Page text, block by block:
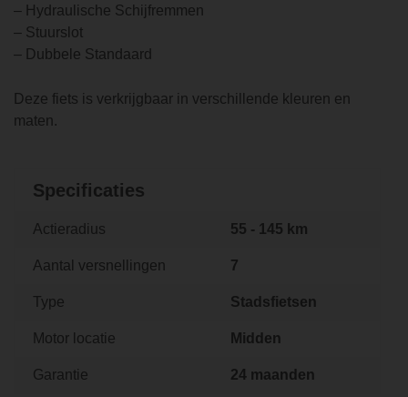
– Hydraulische Schijfremmen
– Stuurslot
– Dubbele Standaard
Deze fiets is verkrijgbaar in verschillende kleuren en
maten.
Specificaties
Actieradius 55 - 145 km
Aantal versnellingen 7
Type Stadsfietsen
Motor locatie Midden
Garantie 24 maanden